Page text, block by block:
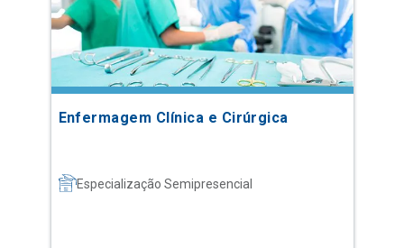
Enfermagem Clínica e Cirúrgica
Especialização Semipresencial